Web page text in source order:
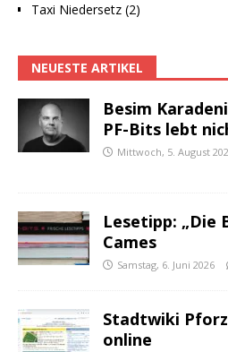
Taxi Niedersetz (2)
NEUESTE ARTIKEL
Besim
PF-Bits lebt
Mittwoch, 5. August
Lesetipp: „Die
Cames
Samstag, 6. Juni 2026
Stadtwiki
online